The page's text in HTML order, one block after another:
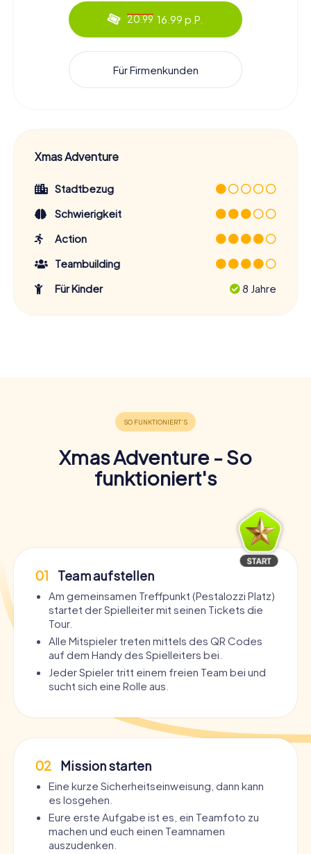
20.99 16.99 p.P.
Für Firmenkunden
Xmas Adventure
Stadtbezug
Schwierigkeit
Action
Teambuilding
Für Kinder
8 Jahre
Xmas Adventure - So
funktioniert's
01 Team aufstellen
Am gemeinsamen Treffpunkt (Pestalozzi Platz)
startet der Spielleiter mit seinen Tickets die
Tour.
Alle Mitspieler treten mittels des QR Codes
auf dem Handy des Spielleiters bei.
Jeder Spieler tritt einem freien Team bei und
sucht sich eine Rolle aus.
02 Mission starten
Eine kurze Sicherheitseinweisung, dann kann
es losgehen.
Eure erste Aufgabe ist es, ein Teamfoto zu
machen und euch einen Teamnamen
auszudenken.